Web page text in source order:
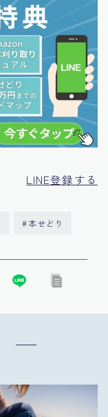
LINE登録する
#本せどり